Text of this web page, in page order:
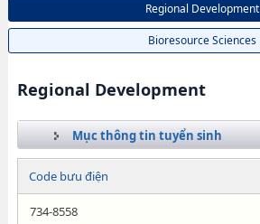
Regional Development
Bioresource Sciences
Regional Development
Mục thông tin tuyển sinh
Code bưu điện
734-8558